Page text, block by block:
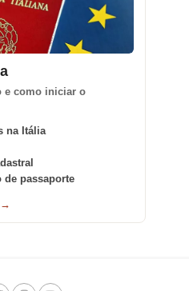
e como iniciar o
na Itália
de passaporte
→